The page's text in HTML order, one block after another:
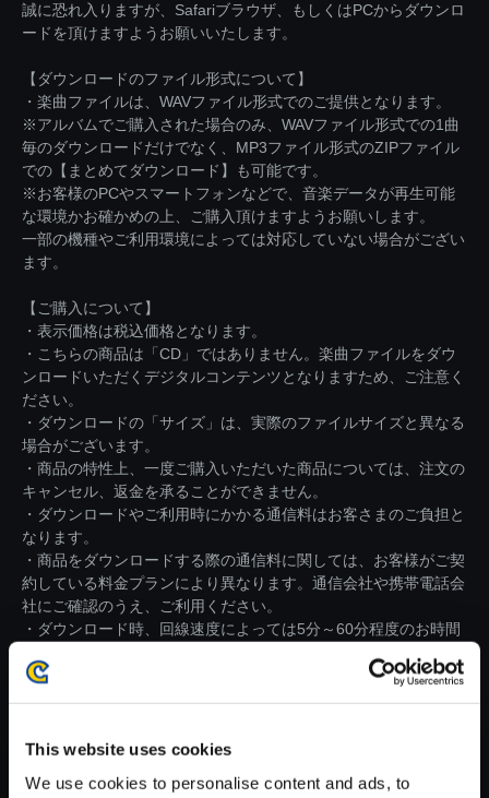
This website uses cookies
We use cookies to personalise content and ads, to
誠に恐れ入りますが、Safariブラウザ、もしくはPCからダウンロ
ードを頂けますようお願いいたします。
【ダウンロードのファイル形式について】
・楽曲ファイルは、WAVファイル形式でのご提供となります。
※アルバムでご購入された場合のみ、WAVファイル形式での1曲
毎のダウンロードだけでなく、MP3ファイル形式のZIPファイル
での【まとめてダウンロード】も可能です。
※お客様のPCやスマートフォンなどで、音楽データが再生可能
な環境かお確かめの上、ご購入頂けますようお願いします。
一部の機種やご利用環境によっては対応していない場合がござい
ます。
【ご購入について】
・表示価格は税込価格となります。
・こちらの商品は「CD」ではありません。楽曲ファイルをダウ
ンロードいただくデジタルコンテンツとなりますため、ご注意く
ださい。
・ダウンロードの「サイズ」は、実際のファイルサイズと異なる
場合がございます。
・商品の特性上、一度ご購入いただいた商品については、注文の
キャンセル、返金を承ることができません。
・ダウンロードやご利用時にかかる通信料はお客さまのご負担と
なります。
・商品をダウンロードする際の通信料に関しては、お客様がご契
約している料金プランにより異なります。通信会社や携帯電話会
社にご確認のうえ、ご利用ください。
・ダウンロード時、回線速度によっては5分～60分程度のお時間
※ご購入いただいたファイルのダウンロードの際には、通信環境